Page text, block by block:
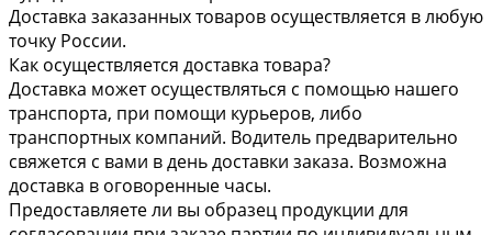
Доставка заказанных товаров осуществляется в любую
точку России.
Как осуществляется доставка товара?
Доставка может осуществляться с помощью нашего
транспорта, при помощи курьеров, либо
транспортных компаний. Водитель предварительно
свяжется с вами в день доставки заказа. Возможна
доставка в оговоренные часы.
Предоставляете ли вы образец продукции для